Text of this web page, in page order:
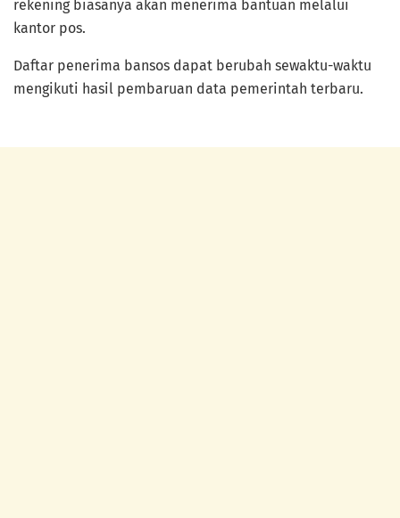
rekening biasanya akan menerima bantuan melalui
kantor pos.
Daftar penerima bansos dapat berubah sewaktu-waktu
mengikuti hasil pembaruan data pemerintah terbaru.